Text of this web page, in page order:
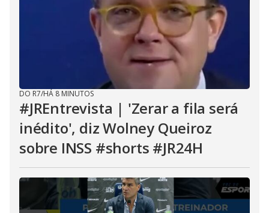
DO R7/HÁ 8 MINUTOS
#JREntrevista | 'Zerar a fila será
inédito', diz Wolney Queiroz
sobre INSS #shorts #JR24H